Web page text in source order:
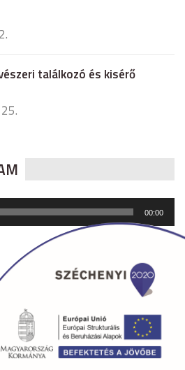
találkozó és kisérő
00:00
Minden jog fenntartva. •
fridrik.me